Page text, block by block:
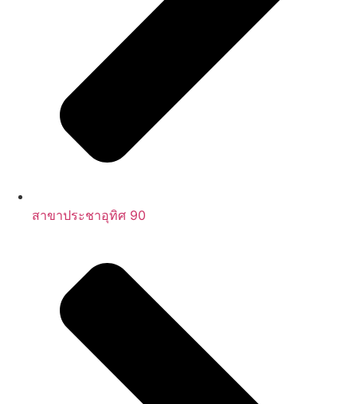
สาขาประชาอุทิศ 90